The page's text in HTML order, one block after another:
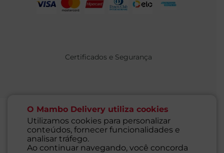
O Mambo Delivery utiliza cookies
Utilizamos cookies para personalizar
conteúdos, fornecer funcionalidades e
analisar tráfego.
Ao continuar navegando, você concorda
Certificados e Segurança
@ 2021 MAMBO - TODOS OS DIREITOS RESERVADOS
Supermercados Mambo Ltda.